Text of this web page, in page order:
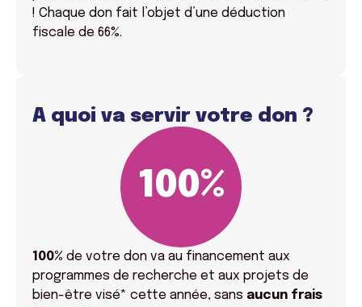
! Chaque don fait l’objet d’une déduction
fiscale de 66%.
A quoi va servir votre don ?
100%
100% de votre don va au financement aux
programmes de recherche et aux projets de
bien-être visé* cette année, sans aucun frais